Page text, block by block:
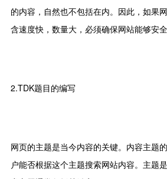
的内容，自然也不包括在内。因此，如果
含速度快，数量大，必须确保网站能够安全
2.TDK题目的编写
网页的主题是当今内容的关键。内容主题
户能否根据这个主题搜索网站内容。主题